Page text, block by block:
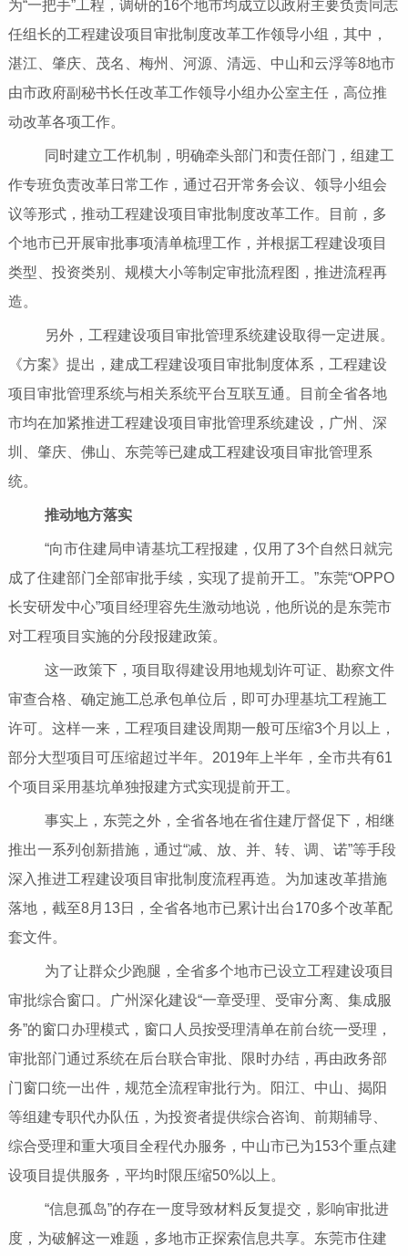
为“一把手”工程，调研的16个地市均成立以政府主要负责同志
任组长的工程建设项目审批制度改革工作领导小组，其中，
湛江、肇庆、茂名、梅州、河源、清远、中山和云浮等8地市
由市政府副秘书长任改革工作领导小组办公室主任，高位推
动改革各项工作。
同时建立工作机制，明确牵头部门和责任部门，组建工
作专班负责改革日常工作，通过召开常务会议、领导小组会
议等形式，推动工程建设项目审批制度改革工作。目前，多
个地市已开展审批事项清单梳理工作，并根据工程建设项目
类型、投资类别、规模大小等制定审批流程图，推进流程再
造。
另外，工程建设项目审批管理系统建设取得一定进展。
《方案》提出，建成工程建设项目审批制度体系，工程建设
项目审批管理系统与相关系统平台互联互通。目前全省各地
市均在加紧推进工程建设项目审批管理系统建设，广州、深
圳、肇庆、佛山、东莞等已建成工程建设项目审批管理系
统。
推动地方落实
“向市住建局申请基坑工程报建，仅用了3个自然日就完
成了住建部门全部审批手续，实现了提前开工。”东莞“OPPO
长安研发中心”项目经理容先生激动地说，他所说的是东莞市
对工程项目实施的分段报建政策。
这一政策下，项目取得建设用地规划许可证、勘察文件
审查合格、确定施工总承包单位后，即可办理基坑工程施工
许可。这样一来，工程项目建设周期一般可压缩3个月以上，
部分大型项目可压缩超过半年。2019年上半年，全市共有61
个项目采用基坑单独报建方式实现提前开工。
事实上，东莞之外，全省各地在省住建厅督促下，相继
推出一系列创新措施，通过“减、放、并、转、调、诺”等手段
深入推进工程建设项目审批制度流程再造。为加速改革措施
落地，截至8月13日，全省各地市已累计出台170多个改革配
套文件。
为了让群众少跑腿，全省多个地市已设立工程建设项目
审批综合窗口。广州深化建设“一章受理、受审分离、集成服
务”的窗口办理模式，窗口人员按受理清单在前台统一受理，
审批部门通过系统在后台联合审批、限时办结，再由政务部
门窗口统一出件，规范全流程审批行为。阳江、中山、揭阳
等组建专职代办队伍，为投资者提供综合咨询、前期辅导、
综合受理和重大项目全程代办服务，中山市已为153个重点建
设项目提供服务，平均时限压缩50%以上。
“信息孤岛”的存在一度导致材料反复提交，影响审批进
度，为破解这一难题，多地市正探索信息共享。东莞市住建